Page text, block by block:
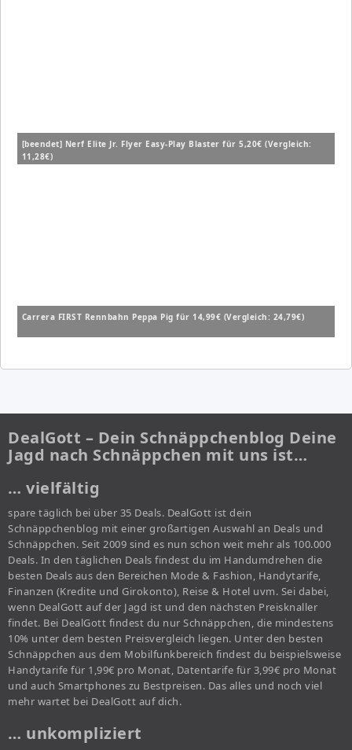
[beendet] Nerf Elite Jr. Flyer Easy-Play Blaster für 5,20€ (Vergleich:
11,28€)
Carrera FIRST Rennbahn Peppa Pig für 14,99€ (Vergleich: 24,79€)
DealGott – Dein Schnäppchenblog Deine
Jagd nach Schnäppchen mit uns ist…
… vielfältig
spare täglich bei über 35 Deals. DealGott ist dein
Schnäppchenblog mit einer großartigen Auswahl an Deals und
Schnäppchen. Seit 2009 sind es nun schon weit mehr als 100.000
Deals. In den täglichen Deals findest du im Handumdrehen die
besten Deals aus den Bereichen Mode & Fashion, Handytarife,
Finanzen (Kredite und Girokonto), Reise & Hotel uvm. Sei dabei,
wenn DealGott auf der Jagd ist und den nächsten Preisknaller
findet. Bei DealGott findest du nur Schnäppchen, die mindestens
10% unter dem besten Preisvergleich liegen. Unter den besten
Schnäppchen aus dem Mobilfunkbereich findest du beispielsweise
Handytarife für 1,99€ pro Monat, Datentarife für 3,99€ pro Monat
und auch Smartphones zu Bestpreisen. Das alles und noch viel
mehr wartet bei DealGott auf dich.
… unkompliziert